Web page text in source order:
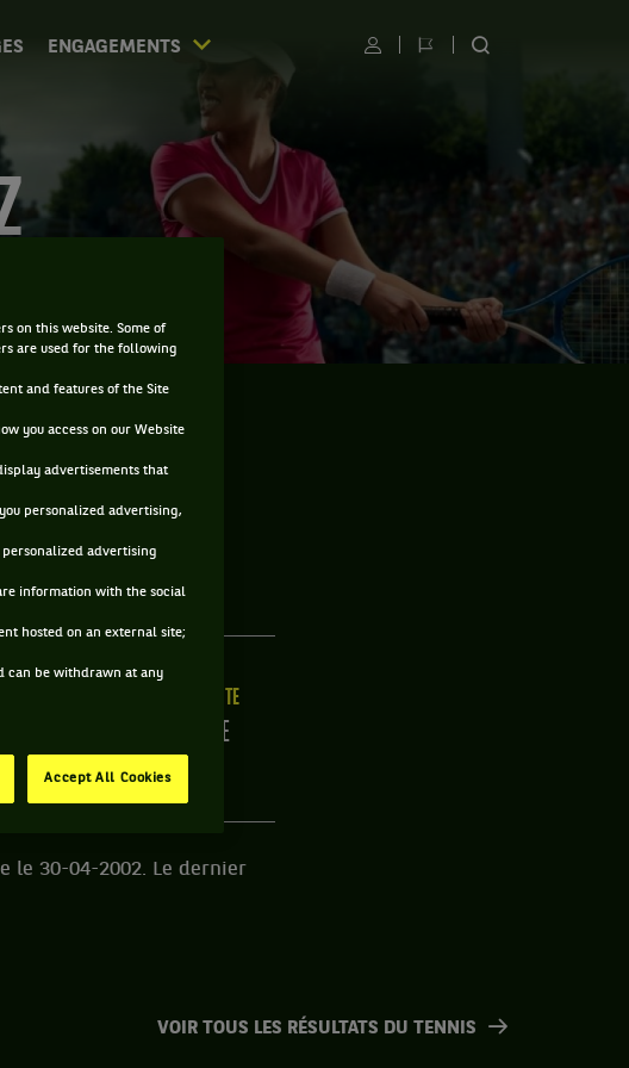
ENGAGEMENTS UtilisateurChangerRECHERCHER
JOUEUSE
MAIN FORTE
DROITE
le 30-04-2002. Le dernier
VOIR TOUS LES RÉSULTATS DU TENNIS
on this website. Some of
are used for the following
and features of the Site
you access on our Website
advertisements that
personalized advertising,
advertising
information with the social
hosted on an external site;
can be withdrawn at any
Accept All Cookies